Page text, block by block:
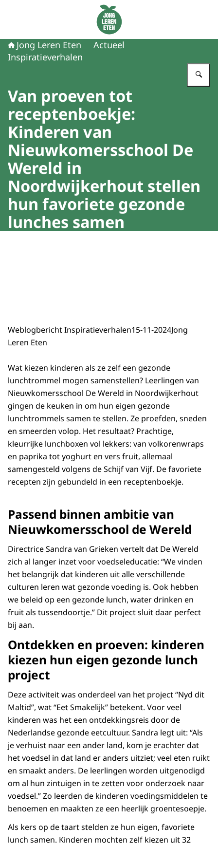
Naar de homepage van Jong Leren Eten
Jong Leren Eten
Actueel
Inspiratieverhalen
Van proeven tot
receptenboekje:
Kinderen van
Nieuwkomersschool De
Wereld in
Noordwijkerhout stellen
hun favoriete gezonde
lunches samen
Weblogbericht Inspiratieverhalen15-11-2024Jong
Leren Eten
Wat kiezen kinderen als ze zelf een gezonde
lunchtrommel mogen samenstellen? Leerlingen van
Nieuwkomersschool De Wereld in Noordwijkerhout
gingen de keuken in om hun eigen gezonde
lunchtrommels samen te stellen. Ze proefden, sneden
en smeerden volop. Het resultaat? Prachtige,
kleurrijke lunchboxen vol lekkers: van volkorenwraps
en paprika tot yoghurt en vers fruit, allemaal
samengesteld volgens de Schijf van Vijf. De favoriete
recepten zijn gebundeld in een receptenboekje.
Passend binnen ambitie van
Nieuwkomersschool de Wereld
Directrice Sandra van Grieken vertelt dat De Wereld
zich al langer inzet voor voedseleducatie: “We vinden
het belangrijk dat kinderen uit alle verschillende
culturen leren wat gezonde voeding is. Ook hebben
we beleid op een gezonde lunch, water drinken en
fruit als tussendoortje.” Dit project sluit daar perfect
bij aan.
Ontdekken en proeven: kinderen
kiezen hun eigen gezonde lunch
project
Deze activiteit was onderdeel van het project “Nyd dit
Maltid”, wat “Eet Smakelijk” betekent. Voor veel
kinderen was het een ontdekkingsreis door de
Nederlandse gezonde eetcultuur. Sandra legt uit: “Als
je verhuist naar een ander land, kom je erachter dat
het voedsel in dat land er anders uitziet; veel eten ruikt
en smaakt anders. De leerlingen worden uitgenodigd
om al hun zintuigen in te zetten voor onderzoek naar
voedsel.” Zo leerden de kinderen voedingsmiddelen te
benoemen en maakten ze een heerlijk groentesoepje.
Als kers op de taart stelden ze hun eigen, favoriete
lunch samen. Kinderen mochten zelf kiezen uit 32